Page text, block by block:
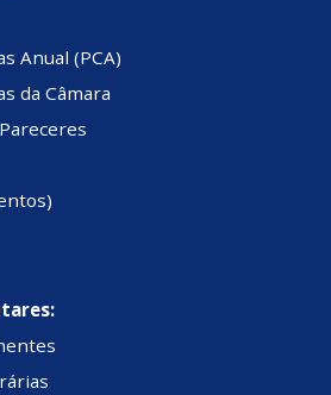
Anual (PCA)
da Câmara